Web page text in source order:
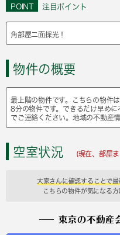
POINT 注目ポイント
角部屋二面採光！
物件の概要
最上階の物件です。こちらの物件
8分の物件です。できるだけ早め
でご連絡ください。地域の不動産
空室状況 (現在、部屋
大家さんに確認することで最
こちらの物件が気になる